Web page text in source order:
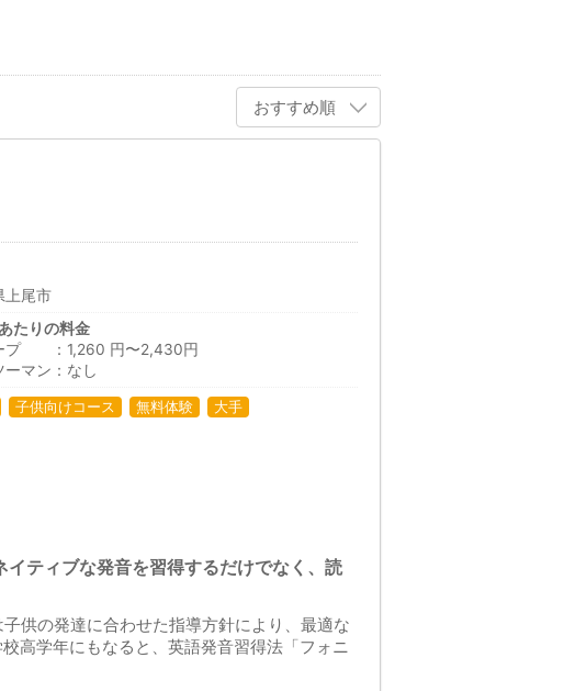
おすすめ順
上尾市
たりの料金
プ ：1,260 円〜2,430円
ーマン：なし
子供向けコース 無料体験 大手
イティブな発音を習得するだけでなく、読
供の発達に合わせた指導方針により、最適な
高学年にもなると、英語発音習得法「フォニ